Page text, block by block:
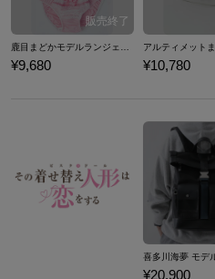
鹿目まどかモデルランジェリーセット ブラジャー ショーツ 下着 魔法少女まどか☆マギカ
¥9,680 ¥10,780
¥20,900